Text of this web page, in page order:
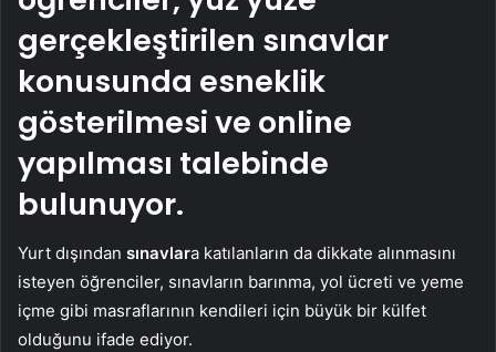
gerçekleştirilen sınavlar
konusunda esneklik
gösterilmesi ve online
yapılması talebinde
bulunuyor.
Yurt dışından sınavlara katılanların da dikkate alınmasını
isteyen öğrenciler, sınavların barınma, yol ücreti ve yeme
içme gibi masraflarının kendileri için büyük bir külfet
olduğunu ifade ediyor.